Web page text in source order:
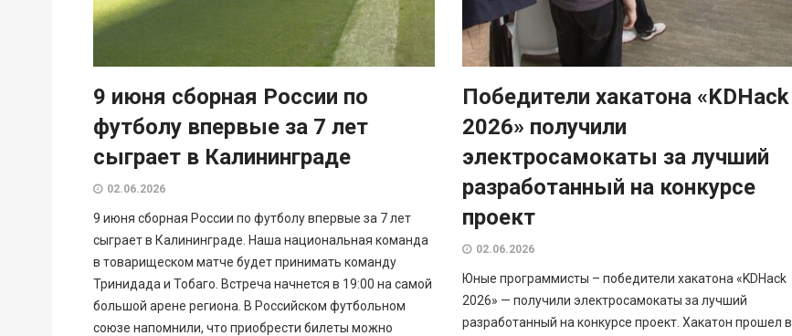
9 июня сборная России по
футболу впервые за 7 лет
сыграет в Калининграде
02.06.2026
9 июня сборная России по футболу впервые за 7 лет
сыграет в Калининграде. Наша национальная команда
в товарищеском матче будет принимать команду
Тринидада и Тобаго. Встреча начнется в 19:00 на самой
большой арене региона. В Российском футбольном
союзе напомнили, что приобрести билеты можно
Победители хакатона «KDHack
2026» получили
электросамокаты за лучший
разработанный на конкурсе
проект
02.06.2026
Юные программисты – победители хакатона «KDHack
2026» — получили электросамокаты за лучший
разработанный на конкурсе проект. Хакатон прошел в